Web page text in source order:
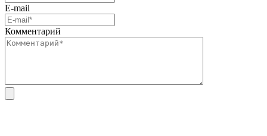
E-mail
Комментарий